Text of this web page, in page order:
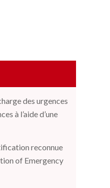
des urgences
à l’aide d’une
reconnue
of Emergency